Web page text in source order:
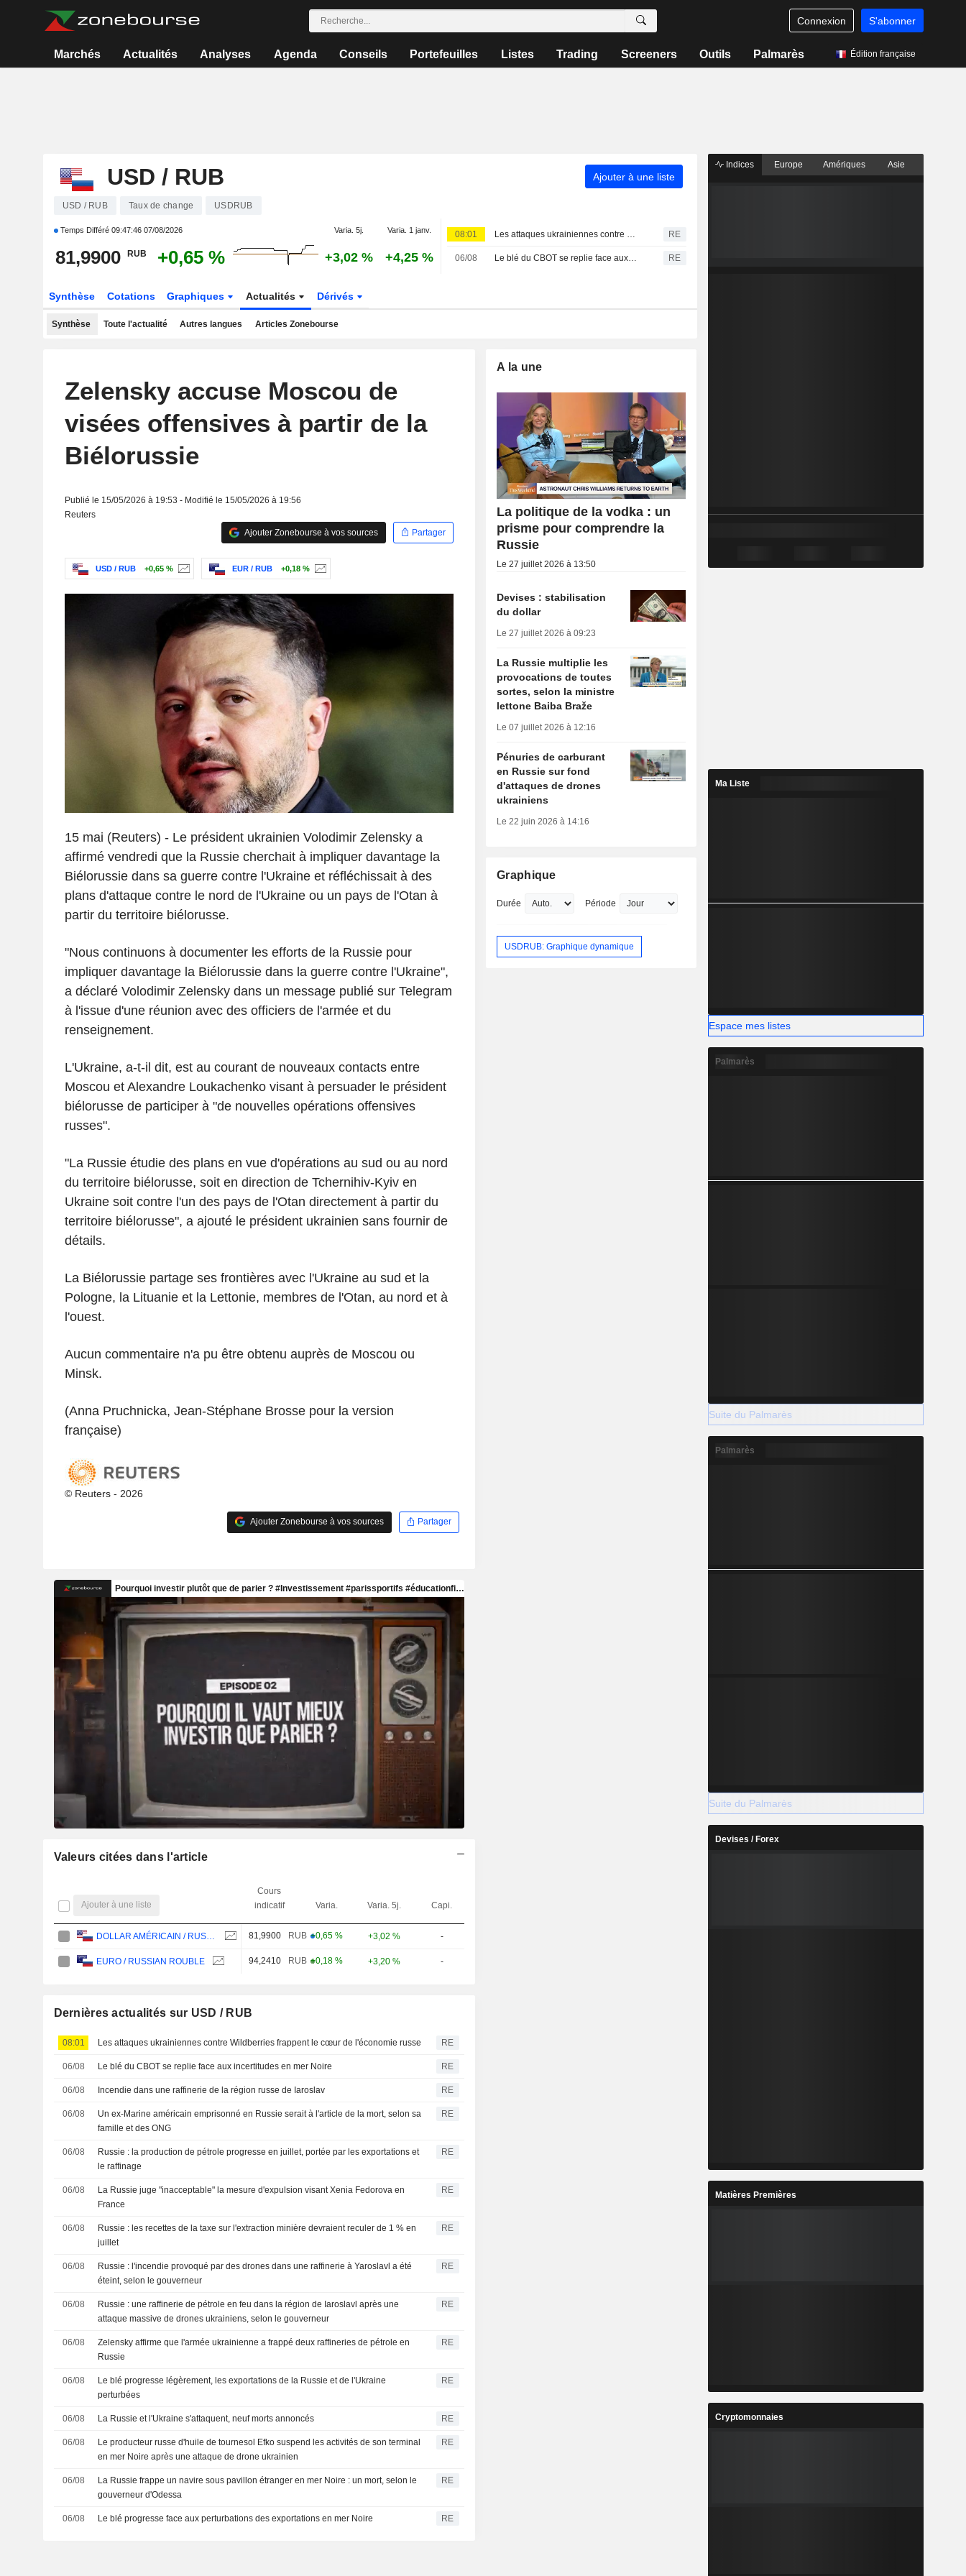
Connexion S'abonner
Marchés Actualités Analyses Agenda Conseils Portefeuilles Listes Trading Screeners Outils Palmarès Édition française
USD / RUB Ajouter à une liste
USD / RUB Taux de change USDRUB
Temps Différé 09:47:46 07/08/2026 Varia. 5j. Varia. 1 janv.
81,9900 RUB +0,65 % +3,02 % +4,25 %
08:01 Les attaques ukrainiennes contre Wildberries frappent le cœur de l'économie russe RE
06/08 Le blé du CBOT se replie face aux incertitudes en mer Noire RE
Synthèse Cotations Graphiques Actualités Dérivés
Synthèse Toute l'actualité Autres langues Articles Zonebourse
Zelensky accuse Moscou de
visées offensives à partir de la
Biélorussie
Publié le 15/05/2026 à 19:53 - Modifié le 15/05/2026 à 19:56
Reuters
Ajouter Zonebourse à vos sources
Partager
USD / RUB +0,65 % EUR / RUB +0,18 %
15 mai (Reuters) - Le président ukrainien Volodimir Zelensky a
affirmé vendredi que la Russie cherchait à impliquer davantage la
Biélorussie dans sa guerre contre l'Ukraine et réfléchissait à des
plans d'attaque contre le nord de l'Ukraine ou un pays de l'Otan à
partir du territoire biélorusse.
"Nous continuons à documenter les efforts de la Russie pour
impliquer davantage la Biélorussie dans la guerre contre l'Ukraine",
a déclaré Volodimir Zelensky dans un message publié sur Telegram
à l'issue d'une réunion avec des officiers de l'armée et du
renseignement.
L'Ukraine, a-t-il dit, est au courant de nouveaux contacts entre
Moscou et Alexandre Loukachenko visant à persuader le président
biélorusse de participer à "de nouvelles opérations offensives
russes".
"La Russie étudie des plans en vue d'opérations au sud ou au nord
du territoire biélorusse, soit en direction de Tchernihiv-Kyiv en
Ukraine soit contre l'un des pays de l'Otan directement à partir du
territoire biélorusse", a ajouté le président ukrainien sans fournir de
détails.
La Biélorussie partage ses frontières avec l'Ukraine au sud et la
Pologne, la Lituanie et la Lettonie, membres de l'Otan, au nord et à
l'ouest.
Aucun commentaire n'a pu être obtenu auprès de Moscou ou
Minsk.
(Anna Pruchnicka, Jean-Stéphane Brosse pour la version
française)
© Reuters - 2026
Ajouter Zonebourse à vos sources Partager
Valeurs citées dans l'article
Ajouter à une liste
Cours
indicatif
Varia. Varia. 5j. Capi.
81,9900 RUB +0,65 % +3,02 % -
EURO / RUSSIAN ROUBLE 94,2410 RUB +0,18 % +3,20 % -
Dernières actualités sur USD / RUB
08:01 Les attaques ukrainiennes contre Wildberries frappent le cœur de l'économie russe RE
06/08 Le blé du CBOT se replie face aux incertitudes en mer Noire RE
06/08 Incendie dans une raffinerie de la région russe de Iaroslav RE
06/08
Un ex-Marine américain emprisonné en Russie serait à l'article de la mort, selon sa
famille et des ONG
RE
06/08
Russie : la production de pétrole progresse en juillet, portée par les exportations et
le raffinage
RE
06/08
La Russie juge "inacceptable" la mesure d'expulsion visant Xenia Fedorova en
France
RE
06/08
Russie : les recettes de la taxe sur l'extraction minière devraient reculer de 1 % en
juillet
RE
06/08
Russie : l'incendie provoqué par des drones dans une raffinerie à Yaroslavl a été
éteint, selon le gouverneur
RE
06/08
Russie : une raffinerie de pétrole en feu dans la région de Iaroslavl après une
attaque massive de drones ukrainiens, selon le gouverneur
RE
06/08
Zelensky affirme que l'armée ukrainienne a frappé deux raffineries de pétrole en
Russie
RE
06/08
Le blé progresse légèrement, les exportations de la Russie et de l'Ukraine
perturbées
RE
06/08 La Russie et l'Ukraine s'attaquent, neuf morts annoncés RE
06/08
Le producteur russe d'huile de tournesol Efko suspend les activités de son terminal
en mer Noire après une attaque de drone ukrainien
RE
06/08
La Russie frappe un navire sous pavillon étranger en mer Noire : un mort, selon le
gouverneur d'Odessa
RE
06/08 Le blé progresse face aux perturbations des exportations en mer Noire RE
A la une
La politique de la vodka : un
prisme pour comprendre la
Russie
Le 27 juillet 2026 à 13:50
Devises : stabilisation
du dollar
Le 27 juillet 2026 à 09:23
La Russie multiplie les
provocations de toutes
sortes, selon la ministre
lettone Baiba Braže
Le 07 juillet 2026 à 12:16
Pénuries de carburant
en Russie sur fond
d'attaques de drones
ukrainiens
Le 22 juin 2026 à 14:16
Graphique
Durée Période
USDRUB: Graphique dynamique
Indices Europe Amériques Asie
Ma Liste
Espace mes listes
Palmarès
Suite du Palmarès
Palmarès
Suite du Palmarès
Devises / Forex
Matières Premières
Cryptomonnaies